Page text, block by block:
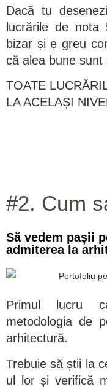
Dacă tu
lucrările de
bizar și e greu
că alea bune sunt
TOATE
LA ACELAȘI
#2. Cum
Să vedem pașii
admiterea la
Primul lucru
metodologia de
arhitectură.
Trebuie să știi la
ul lor și verifică